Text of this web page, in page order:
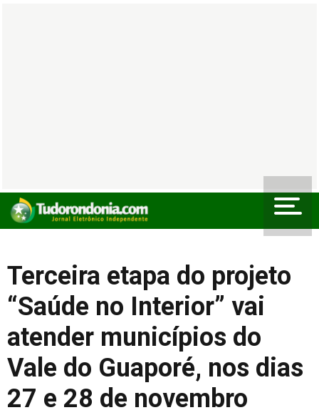
Terceira etapa do projeto
“Saúde no Interior” vai
atender municípios do
Vale do Guaporé, nos dias
27 e 28 de novembro